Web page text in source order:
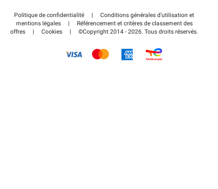
Régler votre stationnement FLOW
Wiki
Guide du stationnement
Politique de confidentialité |
Conditions générales d'utilisation et
mentions légales
|
Référencement et critères de classement des
offres
| Cookies | ©Copyright 2014 - 2026. Tous droits réservés.